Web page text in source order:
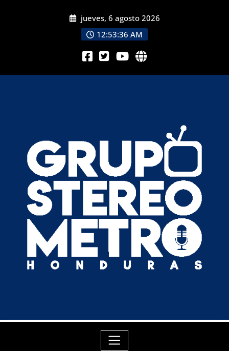
jueves, 6 agosto 2026
12:53:38 AM